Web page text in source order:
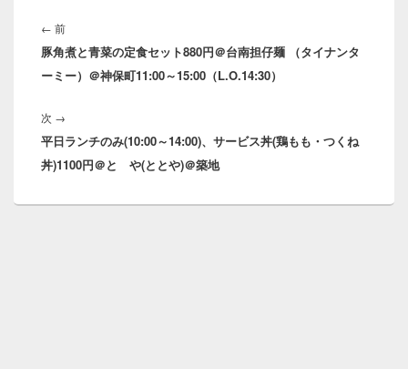
稿
ナ
シ
ョ
ン
← 前前
の
投
豚角煮と青菜の定食セット880円＠台南担仔麺 （タイナンタ
ーミー）＠神保町11:00～15:00（L.O.14:30）
次 →
の
投
平日ランチのみ(10:00～14:00)、サービス丼(鶏もも・つくね
丼)1100円＠とゝや(ととや)＠築地